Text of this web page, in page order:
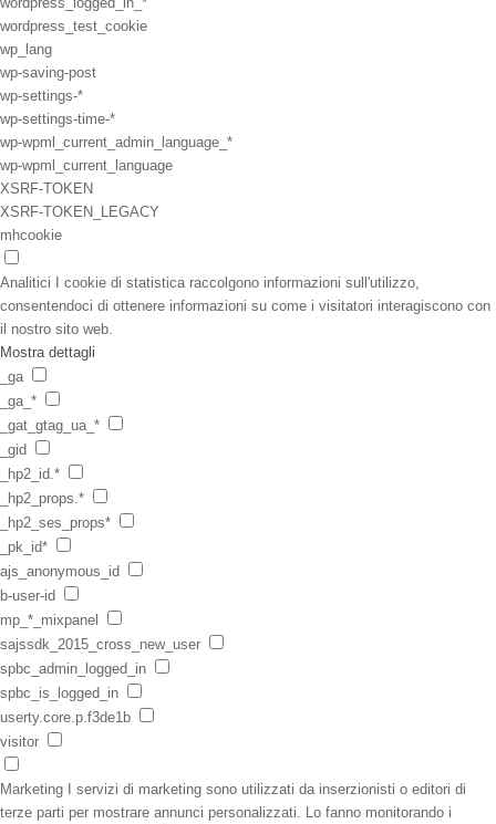
wordpress_test_cookie
wp_lang
wp-saving-post
wp-settings-*
wp-settings-time-*
wp-wpml_current_admin_language_*
wp-wpml_current_language
XSRF-TOKEN
XSRF-TOKEN_LEGACY
mhcookie
Analitici
I cookie di statistica raccolgono informazioni sull'utilizzo,
consentendoci di ottenere informazioni su come i visitatori interagiscono con
il nostro sito web.
Mostra dettagli
_ga
_ga_*
_gat_gtag_ua_*
_gid
_hp2_id.*
_hp2_props.*
_hp2_ses_props*
_pk_id*
ajs_anonymous_id
b-user-id
mp_*_mixpanel
sajssdk_2015_cross_new_user
spbc_admin_logged_in
spbc_is_logged_in
userty.core.p.f3de1b
visitor
Marketing
I servizi di marketing sono utilizzati da inserzionisti o editori di
terze parti per mostrare annunci personalizzati. Lo fanno monitorando i